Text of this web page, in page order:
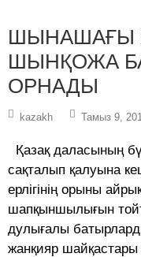
ШЫНАШАҒЫ
ШЫНҚОЖА
ОРНАДЫ
kazakh Тамыз 9,
Қазақ даласының
сақталып қалуына
ерлігінің орыны
шапқыншылығын
дулығалы
жанқияр шайқастары